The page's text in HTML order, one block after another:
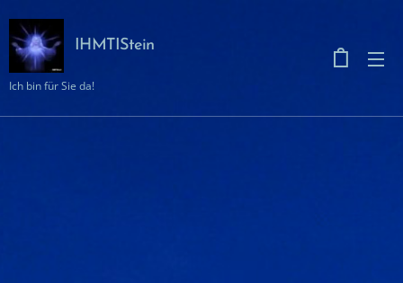
IHMTIStein
Ich bin für Sie da!